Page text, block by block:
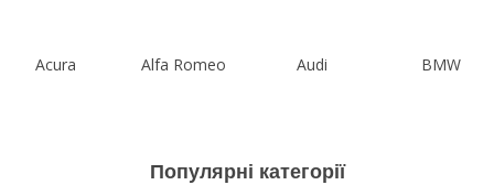
Acura Alfa Romeo Audi BMW
Популярні категорії